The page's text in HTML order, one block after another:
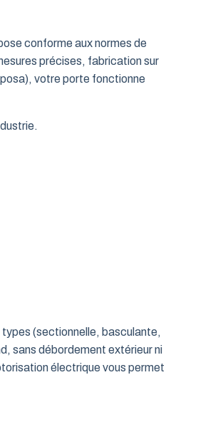
conforme aux normes de
précises, fabrication sur
votre porte fonctionne
types (sectionnelle, basculante,
sans débordement extérieur ni
électrique vous permet